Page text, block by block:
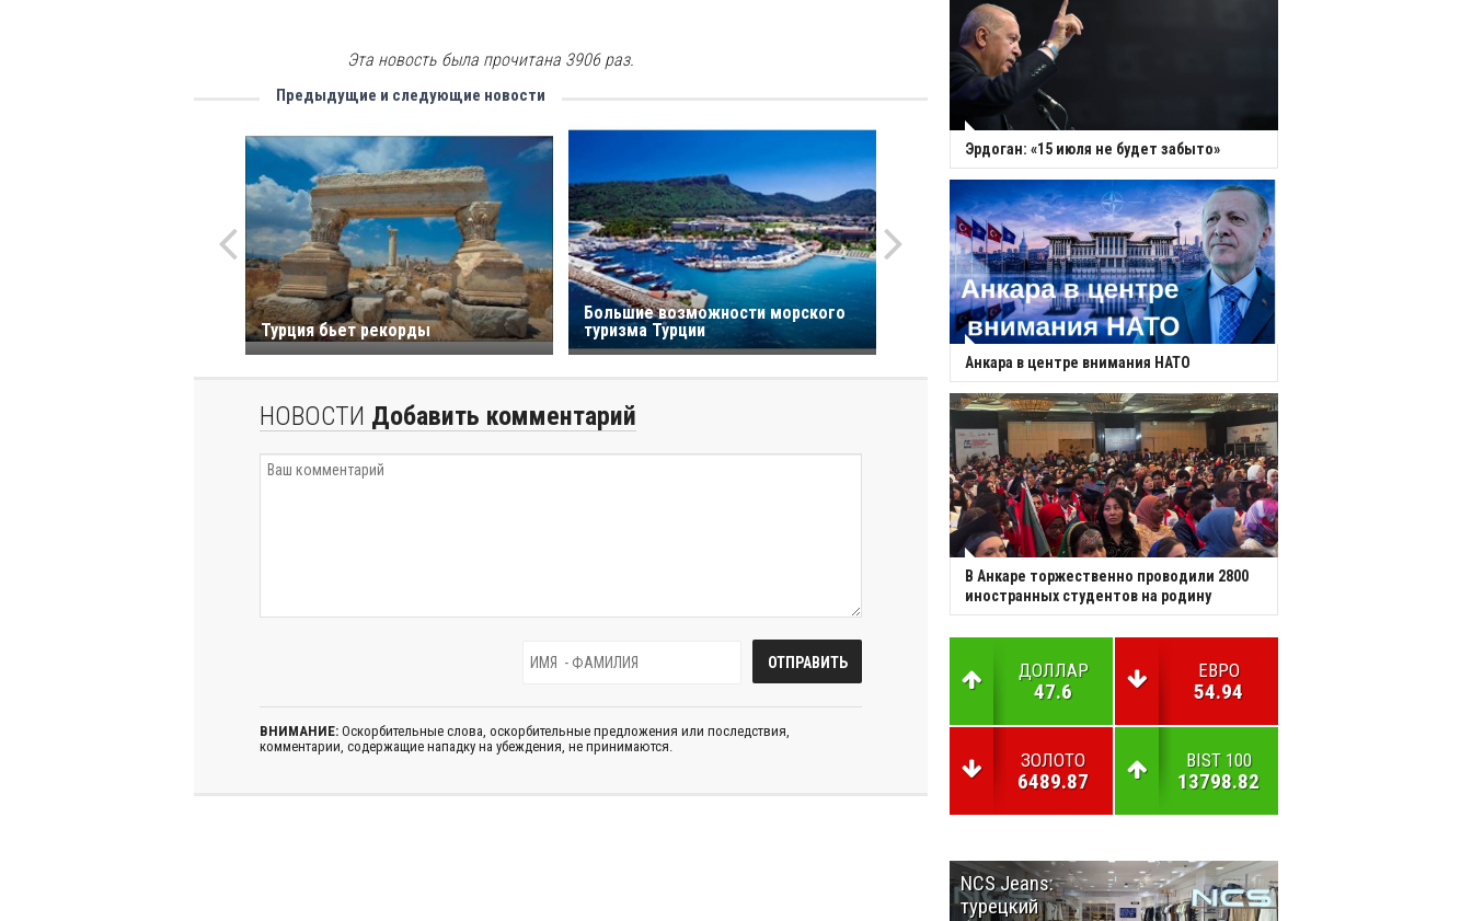
Эта новость была прочитана 3906 раз.
Предыдущие и следующие новости
Турция бьет рекорды
Большие возможности морского
туризма Турции
НОВОСТИ Добавить комментарий
ВНИМАНИЕ: Оскорбительные слова, оскорбительные предложения или последствия,
комментарии, содержащие нападку на убеждения, не принимаются.
Эрдоган: «15 июля не будет забыто»
Анкара в центре внимания НАТО
В Анкаре торжественно проводили 2800
иностранных студентов на родину
ДОЛЛАР
47.6
ЕВРО
54.94
ЗОЛОТО
6489.87
BIST 100
13798.82
NCS Jeans:
турецкий